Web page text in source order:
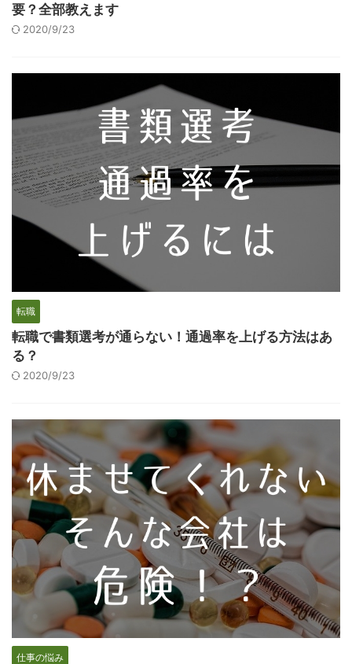
要？全部教えます
2020/9/23
転職
転職で書類選考が通らない！通過率を上げる方法はあ
る？
2020/9/23
仕事の悩み